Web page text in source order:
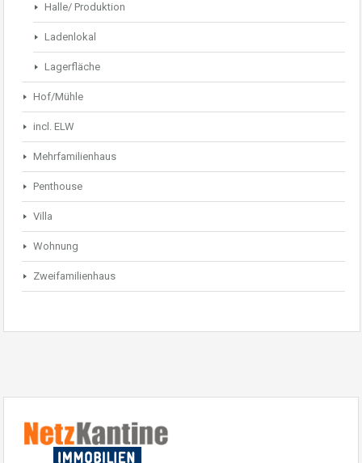
Halle/ Produktion
Ladenlokal
Lagerfläche
Hof/Mühle
incl. ELW
Mehrfamilienhaus
Penthouse
Villa
Wohnung
Zweifamilienhaus